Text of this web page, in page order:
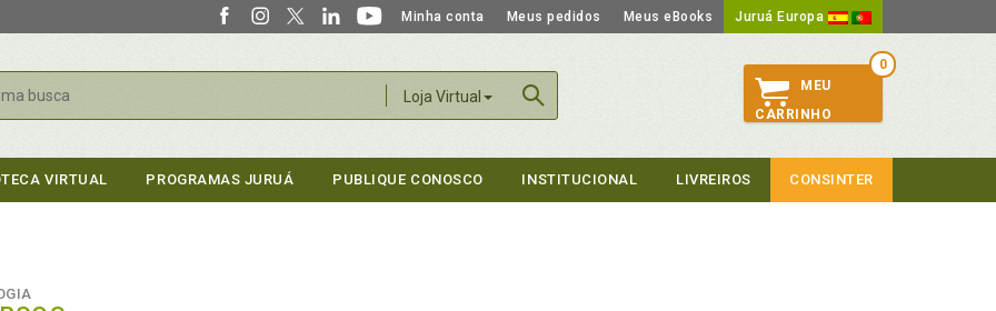
Minha conta Meus pedidos Meus eBooks Juruá Europa
Loja Virtual
0
MEU
CARRINHO
VIRTUAL PROGRAMAS JURUÁ PUBLIQUE CONOSCO INSTITUCIONAL LIVREIROS CONSINTER